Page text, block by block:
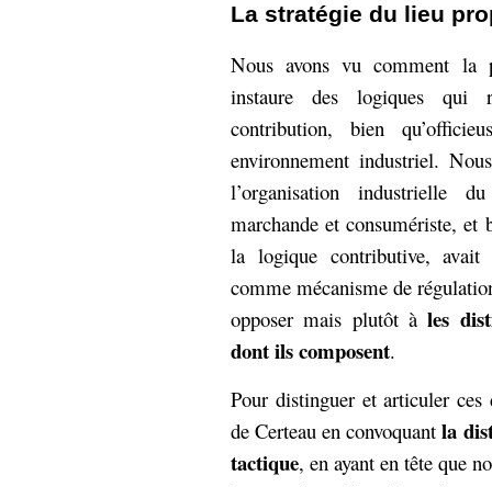
La stratégie du lieu
Nous avons vu comment la
instaure des logiques qui
contribution, bien
environnement industriel.
l’organisation industrielle
marchande et consumériste, et
la logique contributive, avait
comme mécanisme de
opposer mais plutôt àles
dont ils composent.
Pour distinguer et articuler
de Certeau en convoquant la
tactique, en ayant en tête que